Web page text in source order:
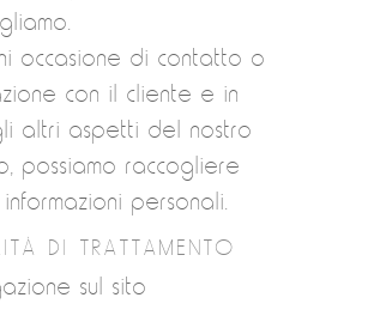
occasione di contatto o
con il cliente e in
altri aspetti del nostro
possiamo raccogliere
personali.
DI TRATTAMENTO
sul sito